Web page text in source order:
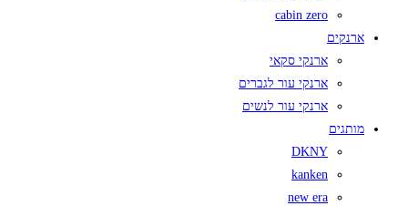
cabin zero
ארנקים
ארנקי סקאי
ארנקי עור לגברים
ארנקי עור לנשים
מותגים
DKNY
kanken
new era